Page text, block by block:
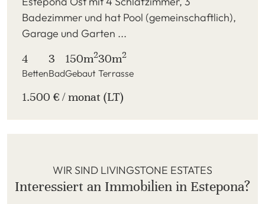
Badezimmer und hat Pool (gemeinschaftlich),
Garage und Garten ...
4
Betten
3
Bad
150m2
Gebaut
30m2
Terrasse
1.500 € / monat (LT)
WIR SIND LIVINGSTONE ESTATES
Interessiert an Immobilien in Estepona?